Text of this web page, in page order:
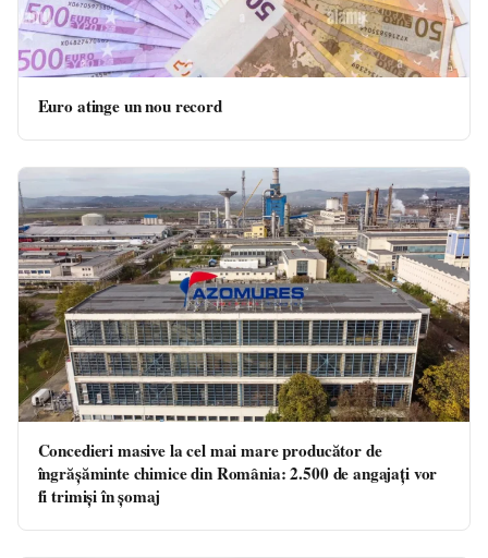
Euro atinge un nou record
Concedieri masive la cel mai mare producător de
îngrășăminte chimice din România: 2.500 de angajați vor
fi trimiși în șomaj